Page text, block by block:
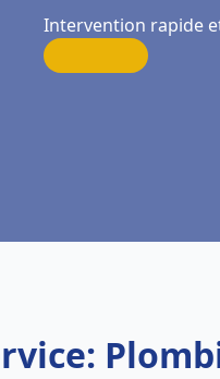
Intervention rapide